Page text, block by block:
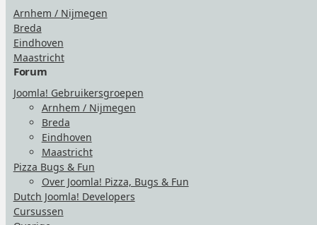
Arnhem / Nijmegen
Breda
Eindhoven
Maastricht
Forum
Joomla! Gebruikersgroepen
Arnhem / Nijmegen
Breda
Eindhoven
Maastricht
Pizza Bugs & Fun
Over Joomla! Pizza, Bugs & Fun
Dutch Joomla! Developers
Cursussen